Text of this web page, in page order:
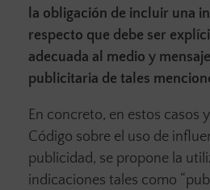
la obligación de incluir una
respecto que debe ser
adecuada al medio y
publicitaria de tales
En concreto, en estos casos
Código sobre el uso de
publicidad, se propone la
indicaciones tales como